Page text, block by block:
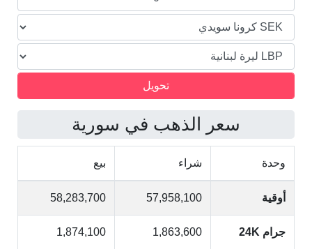
سعر الذهب في سورية
وحدة شراء بيع
أوقية 57,958,100
58,283,700
جرام 24K 1,863,600
1,874,100